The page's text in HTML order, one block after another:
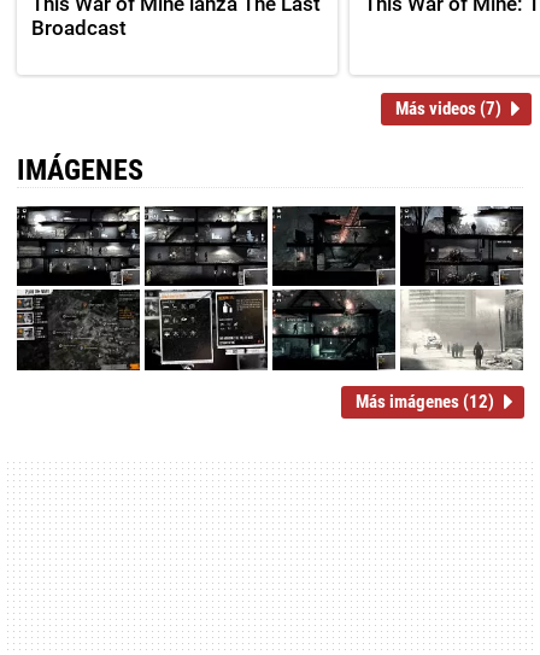
Broadcast
Más videos (7)
IMÁGENES
Más imágenes (12)